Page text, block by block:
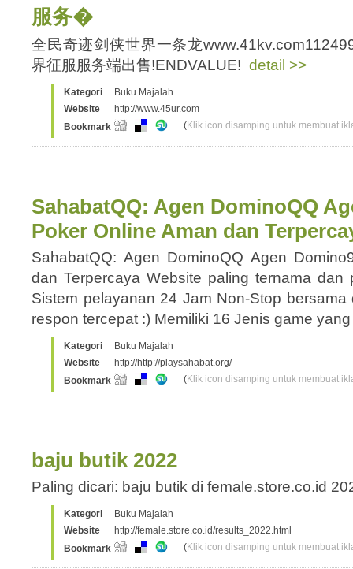
服务�
全民奇迹剑侠世界一条龙
界征服服务端出售!ENDVALUE! detail >>
Kategori
Buku Majalah
Website
http://www.45ur.com
Bookmark
(Klik icon disamping untuk membuat
SahabatQQ: Agen DominoQQ
Poker Online Aman dan
SahabatQQ: Agen DominoQQ Agen
dan Terpercaya Website paling ternama
Sistem pelayanan 24 Jam Non-Stop
respon tercepat :) Memiliki 16 Jenis game
Kategori
Buku Majalah
Website
http://http://playsahabat.org/
Bookmark
(Klik icon disamping untuk membuat
baju butik 2022
Paling dicari: baju butik di female.store.co.id
Kategori
Buku Majalah
Website
http://female.store.co.id/results_2022.html
Bookmark
(Klik icon disamping untuk membuat